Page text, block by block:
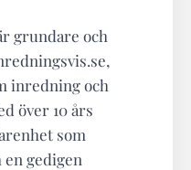
grundare och
inredning och
över 10 års
som
gedigen